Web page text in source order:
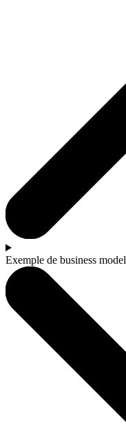
Exemple de business model